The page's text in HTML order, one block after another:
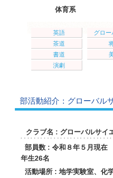
体育系
英語
グロー
エ
茶道
書道
演劇
部活動紹介：グローバル
クラブ名 : グローバルサイ
部員数 : 令和８年５月現在
年生26名
活動場所 : 地学実験室、化